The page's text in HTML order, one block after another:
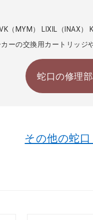
（MYM） LIXIL（INAX）
ーの交換用カートリッジ
蛇口の修理
その他の蛇